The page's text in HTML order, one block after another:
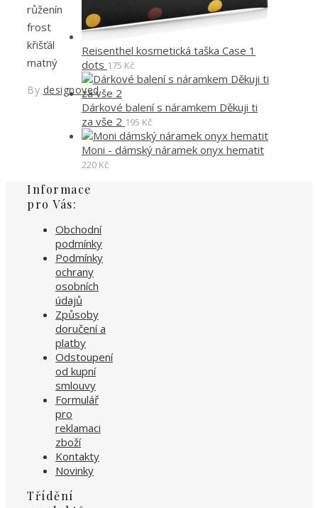
růženín
frost
křišťál
matný
By designoved
Reisenthel kosmetická taška Case 1
dots 175 Kč
Dárkové balení s náramkem Děkuji ti
za vše 2 195 Kč
Moni - dámský náramek onyx hematit
220 Kč
Informace
pro Vás:
Obchodní
podmínky
Podmínky
ochrany
osobních
údajů
Způsoby
doručení a
platby
Odstoupení
od kupní
smlouvy
Formulář
pro
reklamaci
zboží
Kontakty
Novinky
Třídění